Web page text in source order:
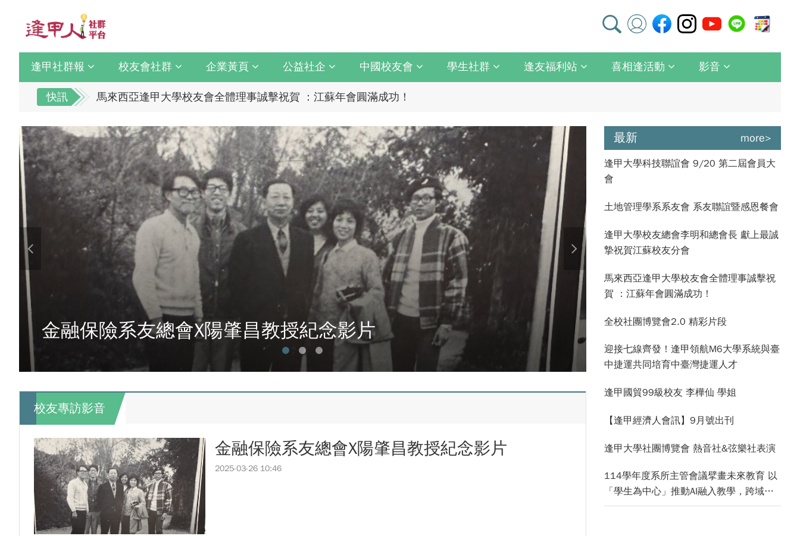
逢甲社群報 校友會社群 企業黃頁 公益社企 中國校友會 學生社群 逢友福利站 喜相逢活動 影音
快訊
逢甲大學校友總會李明和總會長 獻上最誠摯祝賀江蘇校友分會
馬來西亞逢甲大學校友會全體理事誠擊祝賀 ：江蘇年會圓滿成功！
迎接七線齊發！逢甲領航M6大學系統與臺中捷運共同培育中臺灣捷運人才
逢甲國貿99級校友 李樺仙 學姐
【逢甲經濟人會訊】9月號出刊
114學年度系所主管會議擘畫未來教育 以「學生為中心」推動AI融入教學，跨域研究育才
體育教學中心主任王亭文勇奪「2025 CAPA台灣公開賽」公開女雙冠軍
逢甲大學EMBA舉辦新生共善營 以「大好・共善・同樂」開啟學習新旅程
【轉載】麗明營造第24屆公益捐血9月10日登場 歡迎企業踴躍參與
逢甲大學高承恕董事長演講【世界經濟新版圖?舊版圖?】--世界500強企業
龍谷大學師生來訪逢甲 共同探討永續林業與CLT建築發展
傳承逢甲精神！泰國校友會45週年慶 新任會長上任、青年世代接棒注入新動能
逢甲航太系勇奪國防競賽優勝 智慧無人機突破GPS限制
GI Day 2025｜空間資訊技術交流日-跨域感知・智慧行動
2025.08.31 逢甲大學泰國校友會第13&14屆會長交接典禮 泰國三日之旅
逢甲大學加東校友會 2025 Aug 31 聚會
逢甲大學泰國校友會 第45週年會員大會 於昭披耶河舉辦歡迎宴
逢甲資電科技與未來系列演講 10/14 簡良益 董事長 (掌門精釀啤酒)
馬來西亞逢甲大學校友會全體理事誠擊祝賀 ：江蘇年會圓滿成功！
全校社團博覽會2.0 精彩片段
迎接七線齊發！逢甲領航M6大學系統與臺中捷運共同培育中臺灣捷運人才
逢甲國貿99級校友 李樺仙 學姐
【逢甲經濟人會訊】9月號出刊
114學年度系所主管會議擘畫未來教育 以「學生為中心」推動AI融入教學，跨域研究育才
體育教學中心主任王亭文勇奪「2025 CAPA台灣公開賽」公開女雙冠軍
逢甲大學EMBA舉辦新生共善營 以「大好・共善・同樂」開啟學習新旅程
【轉載】麗明營造第24屆公益捐血9月10日登場 歡迎企業踴躍參與
逢甲大學高承恕董事長演講【世界經濟新版圖?舊版圖?】--世界500強企業
龍谷大學師生來訪逢甲 共同探討永續林業與CLT建築發展
傳承逢甲精神！泰國校友會45週年慶 新任會長上任、青年世代接棒注入新動能
逢甲航太系勇奪國防競賽優勝 智慧無人機突破GPS限制
GI Day 2025｜空間資訊技術交流日-跨域感知・智慧行動
逢甲大學加東校友會 2025 Aug 31 聚會
逢甲大學泰國校友會45周年慶 暨第13、14屆會長交接圓滿成功！
逢甲大學泰國校友會 第45週年會員大會 於昭披耶河舉辦歡迎宴
逢甲資電科技與未來系列演講 10/14 簡良益 董事長 (掌門精釀啤酒)
金融保險系友總會X陽肇昌教授紀念影片
校友專訪影音
金融保險系友總會X陽肇昌教授紀念影片
2025-03-26 10:46
最新 more>
逢甲大學科技聯誼會 9/20 第二屆會員大
會
土地管理學系系友會 系友聯誼暨感恩餐會
逢甲大學校友總會李明和總會長 獻上最誠
摯祝賀江蘇校友分會
馬來西亞逢甲大學校友會全體理事誠擊祝
賀 ：江蘇年會圓滿成功！
全校社團博覽會2.0 精彩片段
迎接七線齊發！逢甲領航M6大學系統與臺
中捷運共同培育中臺灣捷運人才
逢甲國貿99級校友 李樺仙 學姐
【逢甲經濟人會訊】9月號出刊
逢甲大學社團博覽會 熱音社&弦樂社表演
114學年度系所主管會議擘畫未來教育 以
「學生為中心」推動AI融入教學，跨域研
究育才